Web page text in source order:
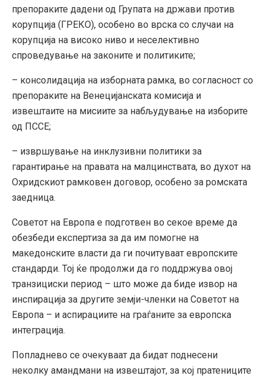
препораките дадени од Групата на држави против
корупција (ГРЕКО), особено во врска со случаи на
корупција на високо ниво и неселективно
спроведување на законите и политиките;
– консолидација на изборната рамка, во согласност со
препораките на Венецијанската комисија и
извештаите на мисиите за набљудување на изборите
од ПССЕ;
– извршување на инклузивни политики за
гарантирање на правата на малцинствата, во духот на
Охридскиот рамковен договор, особено за ромската
заедница.
Советот на Европа е подготвен во секое време да
обезбеди експертиза за да им помогне на
македонските власти да ги почитуваат европските
стандарди. Тој ќе продолжи да го поддржува овој
транзициски период – што може да биде извор на
инспирација за другите земји-членки на Советот на
Европа – и аспирациите на граѓаните за европска
интеграција.
Попладнево се очекуваат да бидат поднесени
неколку амандмани на извештајот, за кој пратениците